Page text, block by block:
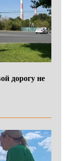
дорогу не